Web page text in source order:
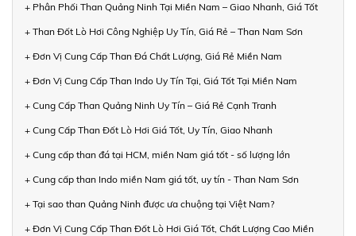
+ Phân Phối Than Quảng Ninh Tại Miền Nam – Giao Nhanh, Giá Tốt
+ Than Đốt Lò Hơi Công Nghiệp Uy Tín, Giá Rẻ – Than Nam Sơn
+ Đơn Vị Cung Cấp Than Đá Chất Lượng, Giá Rẻ Miền Nam
+ Đơn Vị Cung Cấp Than Indo Uy Tín Tại, Giá Tốt Tại Miền Nam
+ Cung Cấp Than Quảng Ninh Uy Tín – Giá Rẻ Cạnh Tranh
+ Cung Cấp Than Đốt Lò Hơi Giá Tốt, Uy Tín, Giao Nhanh
+ Cung cấp than đá tại HCM, miền Nam giá tốt - số lượng lớn
+ Cung cấp than Indo miền Nam giá tốt, uy tín - Than Nam Sơn
+ Tại sao than Quảng Ninh được ưa chuộng tại Việt Nam?
+ Đơn Vị Cung Cấp Than Đốt Lò Hơi Giá Tốt, Chất Lượng Cao Miền